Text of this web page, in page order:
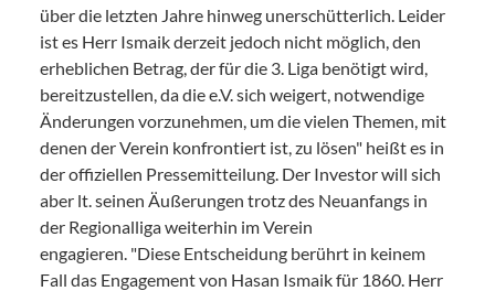
über die letzten Jahre hinweg unerschütterlich. Leider
ist es Herr Ismaik derzeit jedoch nicht möglich, den
erheblichen Betrag, der für die 3. Liga benötigt wird,
bereitzustellen, da die e.V. sich weigert, notwendige
Änderungen vorzunehmen, um die vielen Themen, mit
denen der Verein konfrontiert ist, zu lösen" heißt es in
der offiziellen Pressemitteilung. Der Investor will sich
aber lt. seinen Äußerungen trotz des Neuanfangs in
der Regionalliga weiterhin im Verein
engagieren. "Diese Entscheidung berührt in keinem
Fall das Engagement von Hasan Ismaik für 1860. Herr